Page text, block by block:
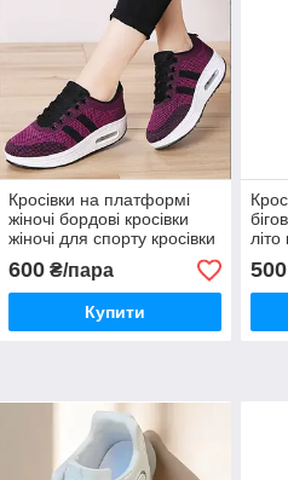
Кросівки на платформі
жіночі бордові кросівки
жіночі для спорту кросівки
на танкетці
600₴/пара
Купити
500